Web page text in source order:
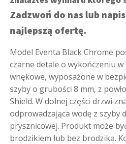
Zadzwoń do nas lub
najlepszą ofertę.
Model Eventa Black Chrome
czarne detale o wykończeniu w
wnękowe, wyposażone w
szyby o grubości 8 mm, z
Shield. W dolnej części drzwi
odprowadzająca wodę z szyby
prysznicowej. Produkt może
brodzikiem lub bez brodzika.